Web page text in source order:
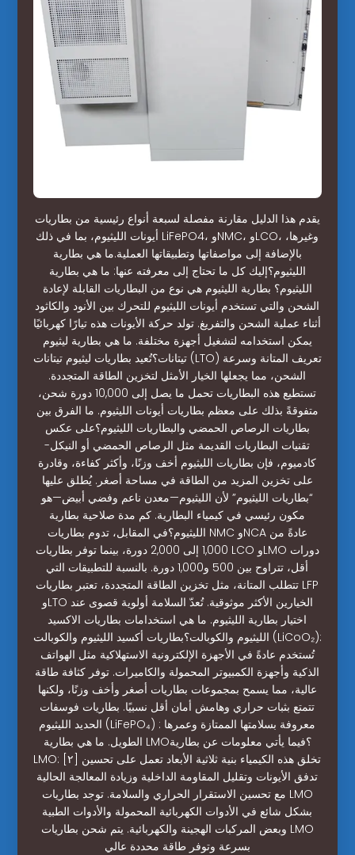
يقدم هذا الدليل مقارنة مفصلة لسبعة أنواع رئيسية من بطاريات
أيونات الليثيوم، بما في ذلك LiFePO4، وNMC، وLCO، وغيرها،
بالإضافة إلى مواصفاتها وتطبيقاتها العملية.ما هي بطارية
الليثيوم؟إليك كل ما تحتاج إلى معرفته عنها: ما هي بطارية
الليثيوم؟ بطارية الليثيوم هي نوع من البطاريات القابلة لإعادة
الشحن والتي تستخدم أيونات الليثيوم للتحرك بين الأنود والكاثود
أثناء عملية الشحن والتفريغ. تولد حركة الأيونات هذه تيارًا كهربائيًا
يمكن استخدامه لتشغيل أجهزة مختلفة. ما هي بطارية ليثيوم
تيتانات؟تُعيد بطاريات ليثيوم تيتانات (LTO) تعريف المتانة وسرعة
الشحن، مما يجعلها الخيار الأمثل لتخزين الطاقة المتجددة.
تستطيع هذه البطاريات تحمل ما يصل إلى 10,000 دورة شحن،
متفوقةً بذلك على معظم بطاريات أيونات الليثيوم. ما الفرق بين
بطاريات الرصاص الحمضي والبطاريات الليثيوم؟على عكس
تقنيات البطاريات القديمة مثل الرصاص الحمضي أو النيكل-
كادميوم، فإن بطاريات الليثيوم أخف وزنًا، وأكثر كفاءة، وقادرة
على تخزين المزيد من الطاقة في مساحة أصغر. يُطلق عليها
“بطاريات الليثيوم” لأن الليثيوم—معدن ناعم وفضي أبيض—هو
مكون رئيسي في كيمياء البطارية. كم مدة صلاحية بطارية
الليثيوم؟في المقابل، تدوم بطاريات NMC وNCA عادةً من
1,000 إلى 2,000 دورة، بينما توفر بطاريات LCO وLMO دورات
أقل، تتراوح بين 500 و1,000 دورة. بالنسبة للتطبيقات التي
تتطلب المتانة، مثل تخزين الطاقة المتجددة، تعتبر بطاريات LFP
وLTO الخيارين الأكثر موثوقية. تُعدّ السلامة أولوية قصوى عند
اختيار بطارية الليثيوم. ما هي استخدامات بطاريات الاكسيد
الليثيوم والكوبالت؟بطاريات أكسيد الليثيوم والكوبالت (LiCoO₂):
تُستخدم عادةً في الأجهزة الإلكترونية الاستهلاكية مثل الهواتف
الذكية وأجهزة الكمبيوتر المحمولة والكاميرات. توفر كثافة طاقة
عالية، مما يسمح بمجموعات بطاريات أصغر وأخف وزنًا، ولكنها
تتمتع بثبات حراري وهامش أمان أقل نسبيًا. بطاريات فوسفات
الحديد الليثيوم (LiFePO₄) : معروفة بسلامتها الممتازة وعمرها
الطويل. ما هي بطارية LMO؟فيما يأتي معلومات عن بطارية
LMO: [٢] تخلق هذه الكيمياء بنية ثلاثية الأبعاد تعمل على تحسين
تدفق الأيونات وتقليل المقاومة الداخلية وزيادة المعالجة الحالية
مع تحسين الاستقرار الحراري والسلامة. توجد بطاريات LMO
بشكل شائع في الأدوات الكهربائية المحمولة والأدوات الطبية
وبعض المركبات الهجينة والكهربائية. يتم شحن بطاريات LMO
بسرعة وتوفر طاقة محددة عالي